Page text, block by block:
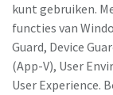
kunt gebruiken.
functies van
Guard, Device
(App-V), User
User Experience.